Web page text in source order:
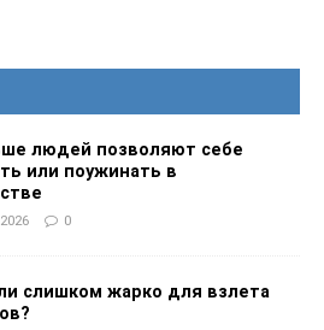
людей позволяют себе
или поужинать в
0
слишком жарко для взлета